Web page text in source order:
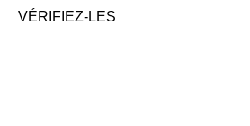
VÉRIFIEZ-LES